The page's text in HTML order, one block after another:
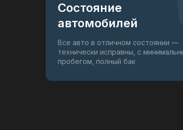
Состояние
автомобилей
Все авто в отличном состоянии —
технически исправны, с
пробегом, полный бак